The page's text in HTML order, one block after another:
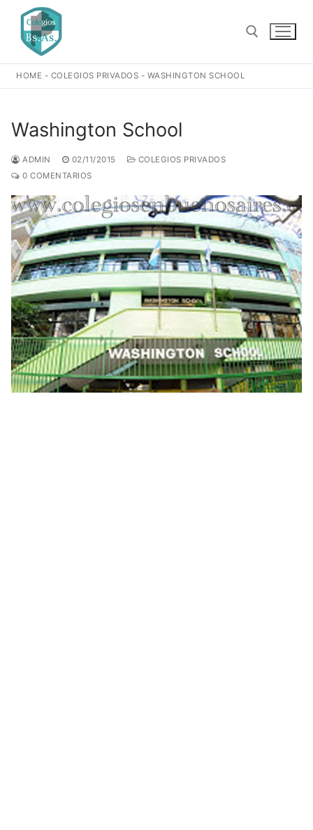
contenido
HOME - COLEGIOS PRIVADOS - WASHINGTON SCHOOL
Washington School
ADMIN 02/11/2015
COLEGIOS PRIVADOS
0 COMENTARIOS